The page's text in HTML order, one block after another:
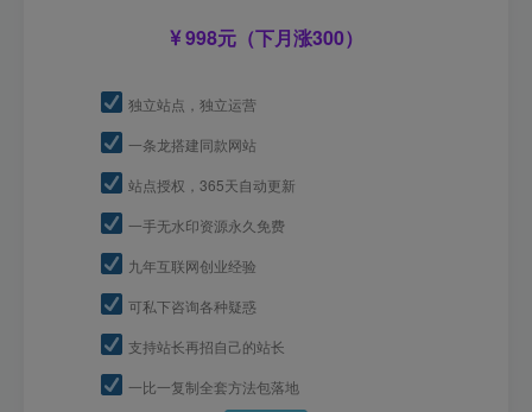
998元（下月涨300）
独立站点，独立运营
一条龙搭建同款网站
站点授权，365天自动更新
一手无水印资源永久免费
九年互联网创业经验
可私下咨询各种疑惑
支持站长再招自己的站长
一比一复制全套方法包落地